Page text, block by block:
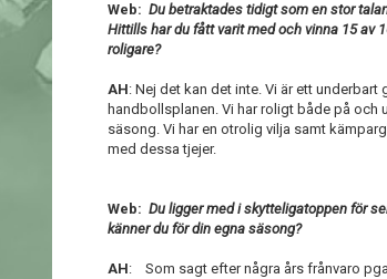
Web: Du betraktades tidigt som en stor
Hittills har du fått varit med och vinna 15 av
roligare?
AH: Nej det kan det inte. Vi är ett
handbollsplanen. Vi har roligt både på
säsong. Vi har en otrolig vilja samt
med dessa tjejer.
Web: Du ligger med i skytteligatoppen för
känner du för din egna säsong?
AH: Som sagt efter några års frånvaro